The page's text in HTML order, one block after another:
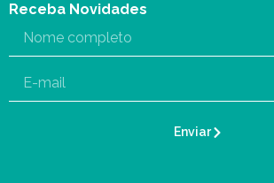
Receba Novidades
Enviar